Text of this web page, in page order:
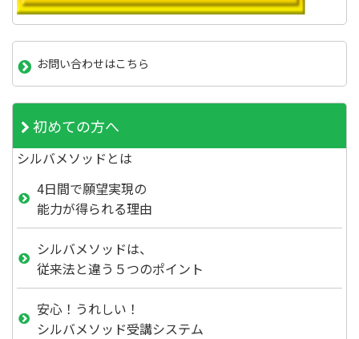
お問い合わせはこちら
初めての方へ
シルバメソッドとは
4日間で願望実現の
能力が得られる理由
シルバメソッドは、
従来法と違う５つのポイント
安心！うれしい！
シルバメソッド受講システム